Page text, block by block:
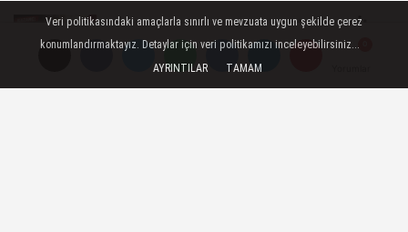
Kazanç: ‘Karaman AK Parti İl
Başkanlığı Boş Değil’
Gazeteciler Özen ve Gür,
Veri politikasındaki amaçlarla sınırlı ve mevzuata uygun şekilde çerez
konumlandırmaktayız. Detaylar için veri politikamızı inceleyebilirsiniz...
AYRINTILAR
TAMAM